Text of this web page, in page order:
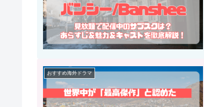
おすすめ海外ドラマ